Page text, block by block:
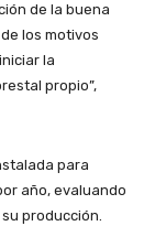
de la buena
los motivos
la
propio”,
para
año, evaluando
producción.